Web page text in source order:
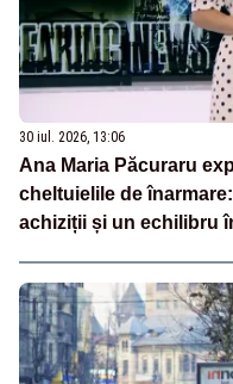
30 iul. 2026, 13:06
Ana Maria Păcuraru
cheltuielile de
achiziții și un echilibru